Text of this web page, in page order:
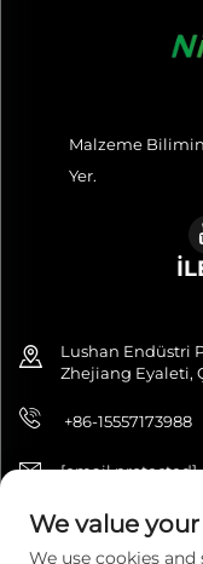
Malzeme
Yer.
Lushan Endüstri
Zhejiang Eyaleti,
+86-15557173988
[email protected]
We value
We use cookies